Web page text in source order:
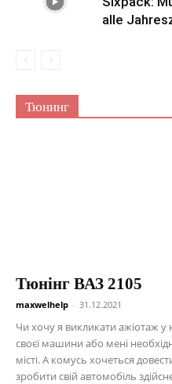
alle
Тюнинг
Тюнінг ВАЗ 2105
maxwelhelp - 31.12.2021
Чи хочу я викликати ажіотаж
своєї машини або мені
місті. А комусь хочеться
зробити свій автомобіль